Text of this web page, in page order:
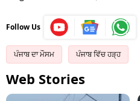
Follow Us
ਪੰਜਾਬ ਦਾ ਮੌਸਮ ਪੰਜਾਬ ਵਿੱਚ ਹੜ੍ਹ
Web Stories